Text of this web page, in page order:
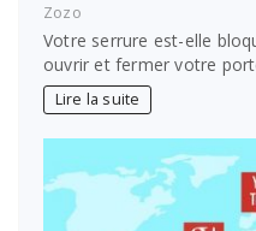
Zozo
Votre serrure est-elle
ouvrir et fermer votre
Lire la suite